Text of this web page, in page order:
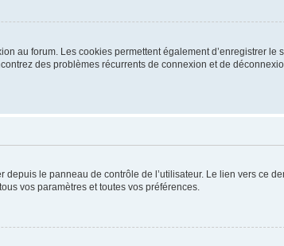
au forum. Les cookies permettent également d’enregistrer le
des problèmes récurrents de connexion et de
le panneau de contrôle de l’utilisateur. Le lien vers ce
vos paramètres et toutes vos préférences.